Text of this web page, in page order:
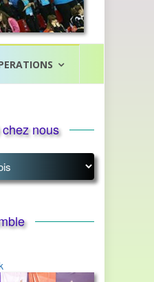
chez nous